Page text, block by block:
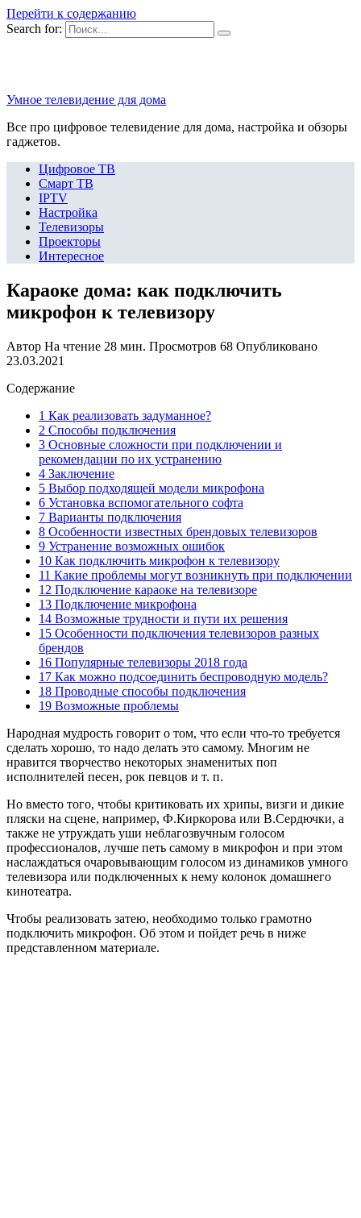
Перейти к содержанию
Search for:
Умное телевидение для дома
Все про цифровое телевидение для дома, настройка и обзоры
гаджетов.
Цифровое ТВ
Смарт ТВ
IPTV
Настройка
Телевизоры
Проекторы
Интересное
Караоке дома: как подключить
микрофон к телевизору
Автор На чтение 28 мин. Просмотров 68 Опубликовано
23.03.2021
Содержание
1 Как реализовать задуманное?
2 Способы подключения
3 Основные сложности при подключении и
рекомендации по их устранению
4 Заключение
5 Выбор подходящей модели микрофона
6 Установка вспомогательного софта
7 Варианты подключения
8 Особенности известных брендовых телевизоров
9 Устранение возможных ошибок
10 Как подключить микрофон к телевизору
11 Какие проблемы могут возникнуть при подключении
12 Подключение караоке на телевизоре
13 Подключение микрофона
14 Возможные трудности и пути их решения
15 Особенности подключения телевизоров разных
брендов
16 Популярные телевизоры 2018 года
17 Как можно подсоединить беспроводную модель?
18 Проводные способы подключения
19 Возможные проблемы
Народная мудрость говорит о том, что если что-то требуется
сделать хорошо, то надо делать это самому. Многим не
нравится творчество некоторых знаменитых поп
исполнителей песен, рок певцов и т. п.
Но вместо того, чтобы критиковать их хрипы, визги и дикие
пляски на сцене, например, Ф.Киркорова или В.Сердючки, а
также не утруждать уши неблагозвучным голосом
профессионалов, лучше петь самому в микрофон и при этом
наслаждаться очаровывающим голосом из динамиков умного
телевизора или подключенных к нему колонок домашнего
кинотеатра.
Чтобы реализовать затею, необходимо только грамотно
подключить микрофон. Об этом и пойдет речь в ниже
представленном материале.